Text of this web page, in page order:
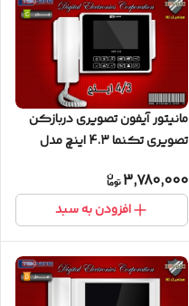
مانیتور آیفون تصویری دربازکن
تصویری تکنما 4.3 اینچ مدل
3,780,000
افزودن به سبد